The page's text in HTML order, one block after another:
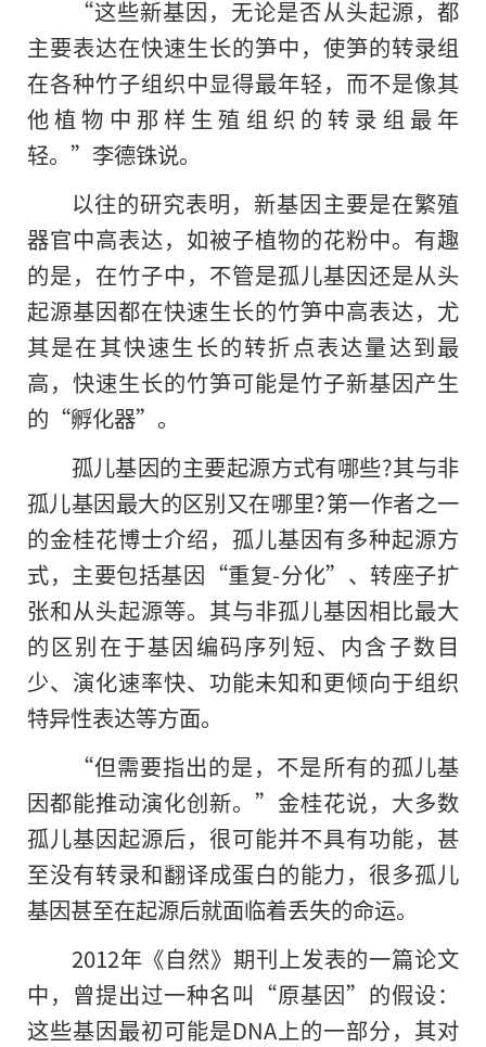
“这些新基因，无论是否从头起源，都
主要表达在快速生长的笋中，使笋的转录组
在各种竹子组织中显得最年轻，而不是像其
他植物中那样生殖组织的转录组最年
轻。”李德铢说。
以往的研究表明，新基因主要是在繁殖
器官中高表达，如被子植物的花粉中。有趣
的是，在竹子中，不管是孤儿基因还是从头
起源基因都在快速生长的竹笋中高表达，尤
其是在其快速生长的转折点表达量达到最
高，快速生长的竹笋可能是竹子新基因产生
的“孵化器”。
孤儿基因的主要起源方式有哪些?其与非
孤儿基因最大的区别又在哪里?第一作者之一
的金桂花博士介绍，孤儿基因有多种起源方
式，主要包括基因“重复-分化”、转座子扩
张和从头起源等。其与非孤儿基因相比最大
的区别在于基因编码序列短、内含子数目
少、演化速率快、功能未知和更倾向于组织
特异性表达等方面。
“但需要指出的是，不是所有的孤儿基
因都能推动演化创新。”金桂花说，大多数
孤儿基因起源后，很可能并不具有功能，甚
至没有转录和翻译成蛋白的能力，很多孤儿
基因甚至在起源后就面临着丢失的命运。
2012年《自然》期刊上发表的一篇论文
中，曾提出过一种名叫“原基因”的假设：
这些基因最初可能是DNA上的一部分，其对